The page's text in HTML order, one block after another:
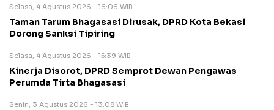
Selasa, 4 Agustus 2026 - 16:06 WIB
Taman Tarum Bhagasasi Dirusak, DPRD Kota Bekasi
Dorong Sanksi Tipiring
Selasa, 4 Agustus 2026 - 15:39 WIB
Kinerja Disorot, DPRD Semprot Dewan Pengawas
Perumda Tirta Bhagasasi
Senin, 3 Agustus 2026 - 13:08 WIB